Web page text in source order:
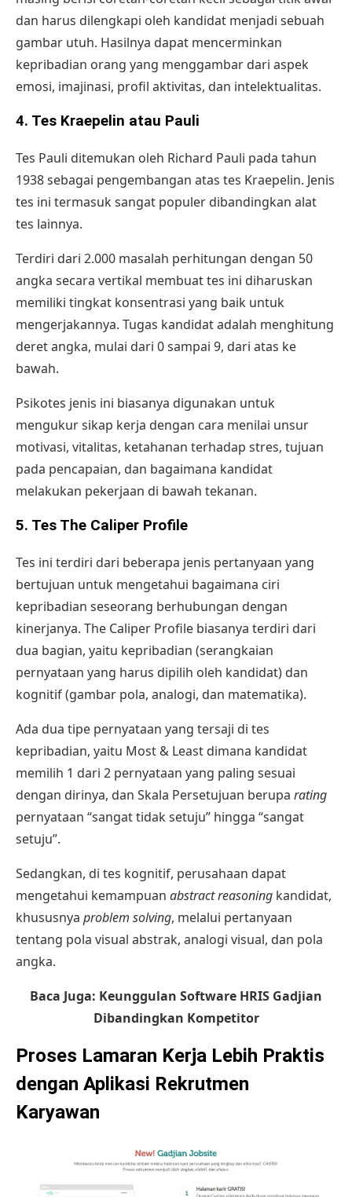
dan harus dilengkapi oleh kandidat menjadi sebuah
gambar utuh. Hasilnya dapat mencerminkan
kepribadian orang yang menggambar dari aspek
emosi, imajinasi, profil aktivitas, dan intelektualitas.
4. Tes Kraepelin atau Pauli
Tes Pauli ditemukan oleh Richard Pauli pada tahun
1938 sebagai pengembangan atas tes Kraepelin. Jenis
tes ini termasuk sangat populer dibandingkan alat
tes lainnya.
Terdiri dari 2.000 masalah perhitungan dengan 50
angka secara vertikal membuat tes ini diharuskan
memiliki tingkat konsentrasi yang baik untuk
mengerjakannya. Tugas kandidat adalah menghitung
deret angka, mulai dari 0 sampai 9, dari atas ke
bawah.
Psikotes jenis ini biasanya digunakan untuk
mengukur sikap kerja dengan cara menilai unsur
motivasi, vitalitas, ketahanan terhadap stres, tujuan
pada pencapaian, dan bagaimana kandidat
melakukan pekerjaan di bawah tekanan.
5. Tes The Caliper Profile
Tes ini terdiri dari beberapa jenis pertanyaan yang
bertujuan untuk mengetahui bagaimana ciri
kepribadian seseorang berhubungan dengan
kinerjanya. The Caliper Profile biasanya terdiri dari
dua bagian, yaitu kepribadian (serangkaian
pernyataan yang harus dipilih oleh kandidat) dan
kognitif (gambar pola, analogi, dan matematika).
Ada dua tipe pernyataan yang tersaji di tes
kepribadian, yaitu Most & Least dimana kandidat
memilih 1 dari 2 pernyataan yang paling sesuai
dengan dirinya, dan Skala Persetujuan berupa rating
pernyataan “sangat tidak setuju” hingga “sangat
setuju”.
Sedangkan, di tes kognitif, perusahaan dapat
mengetahui kemampuan abstract reasoning kandidat,
khususnya problem solving, melalui pertanyaan
tentang pola visual abstrak, analogi visual, dan pola
angka.
Baca Juga: Keunggulan Software HRIS Gadjian
Dibandingkan Kompetitor
Proses Lamaran Kerja Lebih Praktis
dengan Aplikasi Rekrutmen
Karyawan